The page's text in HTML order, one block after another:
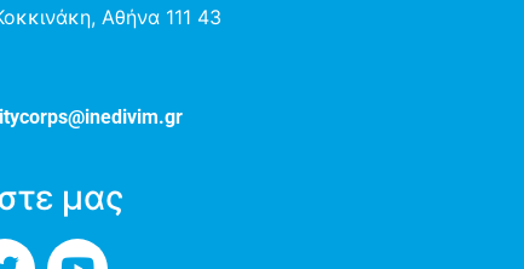
Αθήνα 111 43
μας